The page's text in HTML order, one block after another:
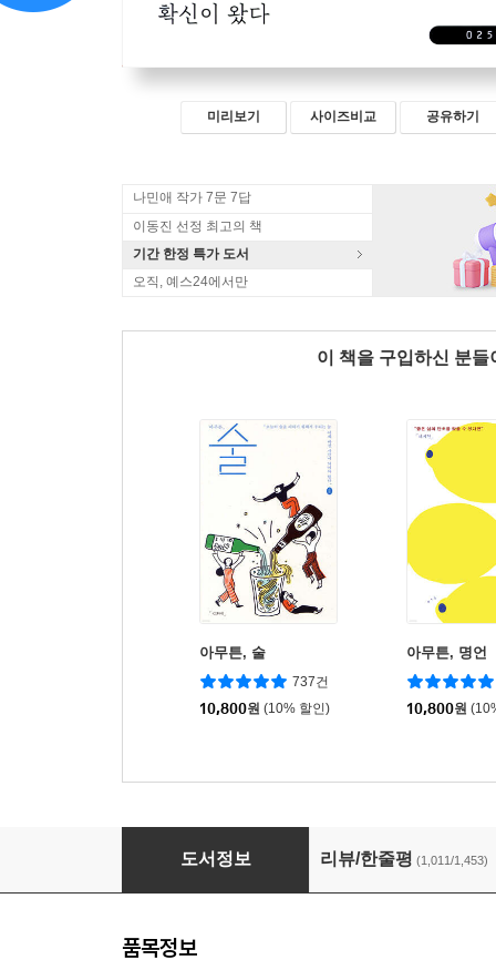
미리보기 사이즈비교 공유하기
나민애 작가 7문 7답
이동진 선정 최고의 책
기간 한정 특가 도서
오직, 예스24에서만
이 책을 구입하신 분
아무튼, 술
737건
10,800원 (10% 할인)
아무튼, 명언
10,800원
아무튼, 떡볶이
도서정보 리뷰/한줄평 (1,011/1,453)
품목정보